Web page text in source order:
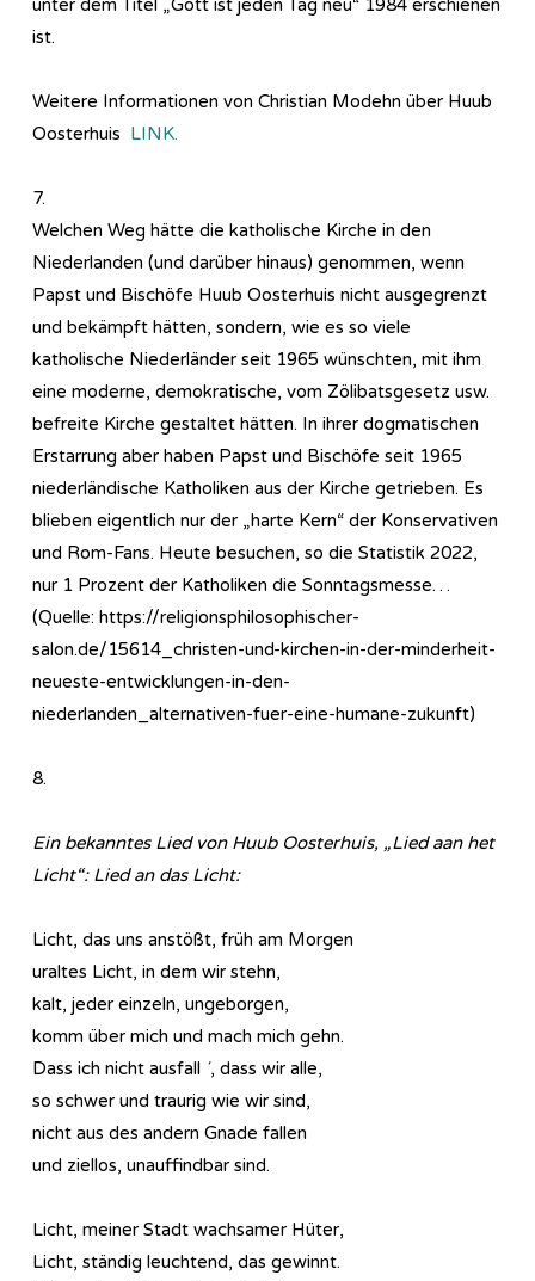
unter dem Titel „Gott ist jeden Tag neu“ 1984 erschienen
ist.
Weitere Informationen von Christian Modehn über Huub
Oosterhuis LINK.
7.
Welchen Weg hätte die katholische Kirche in den
Niederlanden (und darüber hinaus) genommen, wenn
Papst und Bischöfe Huub Oosterhuis nicht ausgegrenzt
und bekämpft hätten, sondern, wie es so viele
katholische Niederländer seit 1965 wünschten, mit ihm
eine moderne, demokratische, vom Zölibatsgesetz usw.
befreite Kirche gestaltet hätten. In ihrer dogmatischen
Erstarrung aber haben Papst und Bischöfe seit 1965
niederländische Katholiken aus der Kirche getrieben. Es
blieben eigentlich nur der „harte Kern“ der Konservativen
und Rom-Fans. Heute besuchen, so die Statistik 2022,
nur 1 Prozent der Katholiken die Sonntagsmesse…
(Quelle: https://religionsphilosophischer-
salon.de/15614_christen-und-kirchen-in-der-minderheit-
neueste-entwicklungen-in-den-
niederlanden_alternativen-fuer-eine-humane-zukunft)
8.
Ein bekanntes Lied von Huub Oosterhuis, „Lied aan het
Licht“: Lied an das Licht:
Licht, das uns anstößt, früh am Morgen
uraltes Licht, in dem wir stehn,
kalt, jeder einzeln, ungeborgen,
komm über mich und mach mich gehn.
Dass ich nicht ausfall , dass wir alle,
so schwer und traurig wie wir sind,
nicht aus des andern Gnade fallen
und ziellos, unauffindbar sind.
Licht, meiner Stadt wachsamer Hüter,
Licht, ständig leuchtend, das gewinnt.